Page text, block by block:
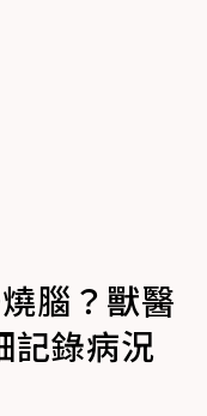
腦？獸醫
記錄病況